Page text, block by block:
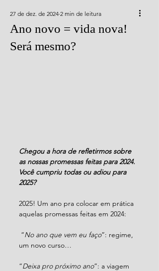
Ano novo = vida nova!
Será mesmo?
27 de dez. de 2024 2 min de leitura
Chegou a hora de refletirmos sobre
as nossas promessas feitas para 2024.
Você cumpriu todas ou adiou para
2025?
2025! Um ano pra colocar em prática
aquelas promessas feitas em 2024:
“No ano que vem eu faço”: regime,
um novo curso…
“Deixa pro próximo ano”: a viagem